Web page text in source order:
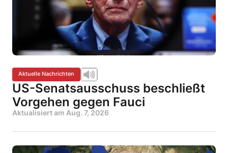
Aktuelle Nachrichten
US-Senatsausschuss beschließt
Vorgehen gegen Fauci
Aktualisiert am Aug. 7, 2026